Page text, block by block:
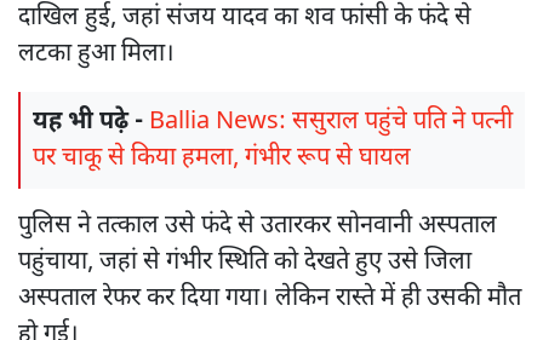
दाखिल हुई, जहां संजय यादव का शव फांसी के फंदे से
लटका हुआ मिला।
यह भी पढ़े - Ballia News: ससुराल पहुंचे पति ने पत्नी
पर चाकू से किया हमला, गंभीर रूप से घायल
पुलिस ने तत्काल उसे फंदे से उतारकर सोनवानी अस्पताल
पहुंचाया, जहां से गंभीर स्थिति को देखते हुए उसे जिला
अस्पताल रेफर कर दिया गया। लेकिन रास्ते में ही उसकी मौत